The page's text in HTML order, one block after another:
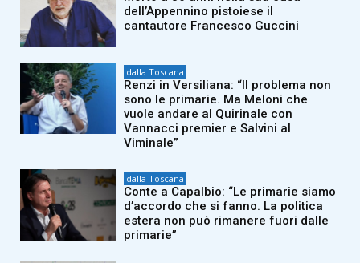
dell’Appennino pistoiese il
cantautore Francesco Guccini
dalla Toscana
Renzi in Versiliana: “Il problema non
sono le primarie. Ma Meloni che
vuole andare al Quirinale con
Vannacci premier e Salvini al
Viminale”
dalla Toscana
Conte a Capalbio: “Le primarie siamo
d’accordo che si fanno. La politica
estera non può rimanere fuori dalle
primarie”